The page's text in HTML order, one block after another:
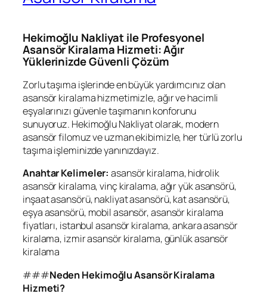
Hekimoğlu Nakliyat ile Profesyonel
Asansör Kiralama Hizmeti: Ağır
Yüklerinizde Güvenli Çözüm
Zorlu taşıma işlerinde en büyük yardımcınız olan
asansör kiralama hizmetimizle, ağır ve hacimli
eşyalarınızı güvenle taşımanın konforunu
sunuyoruz. Hekimoğlu Nakliyat olarak, modern
asansör filomuz ve uzman ekibimizle, her türlü zorlu
taşıma işleminizde yanınızdayız.
Anahtar Kelimeler: asansör kiralama, hidrolik
asansör kiralama, vinç kiralama, ağır yük asansörü,
inşaat asansörü, nakliyat asansörü, kat asansörü,
eşya asansörü, mobil asansör, asansör kiralama
fiyatları, istanbul asansör kiralama, ankara asansör
kiralama, izmir asansör kiralama, günlük asansör
kiralama
###Neden Hekimoğlu Asansör Kiralama
Hizmeti?